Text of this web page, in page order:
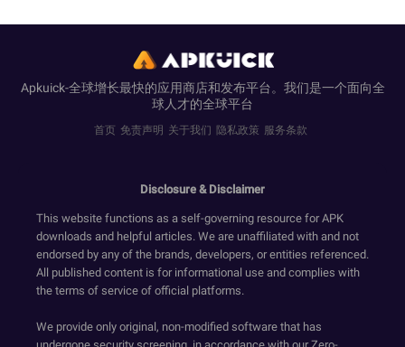
Apkuick-全球增长最快的应用商店和发布平台。我们是一个面向全
球人才的全球平台
首页 免责声明 关于我们 隐私政策 服务条款
Disclosure & Disclaimer
This website functions as a self-governing resource for APK
downloads and helpful articles. We are unaffiliated with and not
endorsed by any of the brands, developers, or entities referenced.
All published content is for informational use and complies with
the terms of service of official platforms.
We provide only original, non-modified software that has